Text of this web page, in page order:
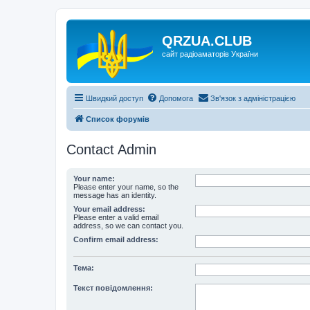
QRZUA.CLUB
сайт радіоаматорів України
Швидкий доступ Допомога Зв'язок з адміністрацією
Список форумів
Contact Admin
Your name:
Please enter your name, so the
message has an identity.
Your email address:
Please enter a valid email
address, so we can contact you.
Confirm email address:
Тема:
Текст повідомлення: